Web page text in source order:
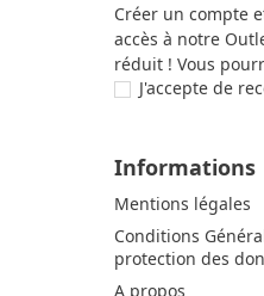
Créer un compte
accès à notre
réduit ! Vous
J'accepte de
Informations
Mentions légales
Conditions
protection des
A propos